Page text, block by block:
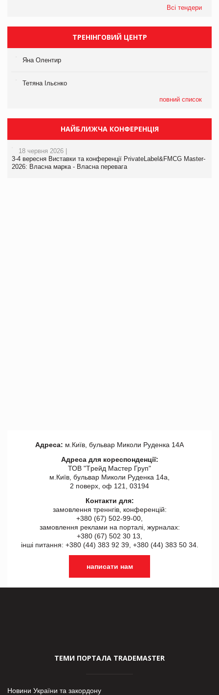
Всі тендери
ТРЕНІНГОВИЙ ЦЕНТР
Яна Олентир
Тетяна Ільєнко
повний список
НАЙБЛИЖЧА КОНФЕРЕНЦІЯ
18 червня 2026 |
3-4 вересня Виставки та конференції PrivateLabel&FMCG Master-
2026: Власна марка - Власна перевага
Адреса: м.Київ, бульвар Миколи Руденка 14А
Адреса для кореспонденції:
ТОВ "Tрейд Мастер Груп"
м.Київ, бульвар Миколи Руденка 14а,
2 поверх, оф 121, 03194
Контакти для:
замовлення треннгів, конференцій:
+380 (67) 502-99-00,
замовлення реклами на порталі, журналах:
+380 (67) 502 30 13,
інші питання: +380 (44) 383 92 39, +380 (44) 383 50 34.
написати нам
ТЕМИ ПОРТАЛА TRADEMASTER
Новини України та закордону